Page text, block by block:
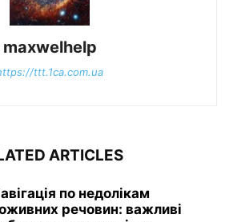
maxwelhelp
ttt.1ca.com.ua
ARTICLES
по недолікам
речовин: важливі